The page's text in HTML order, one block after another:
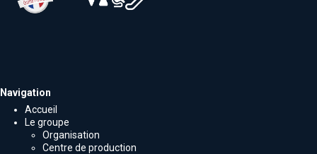
Navigation
Accueil
Le groupe
Organisation
Centre de production